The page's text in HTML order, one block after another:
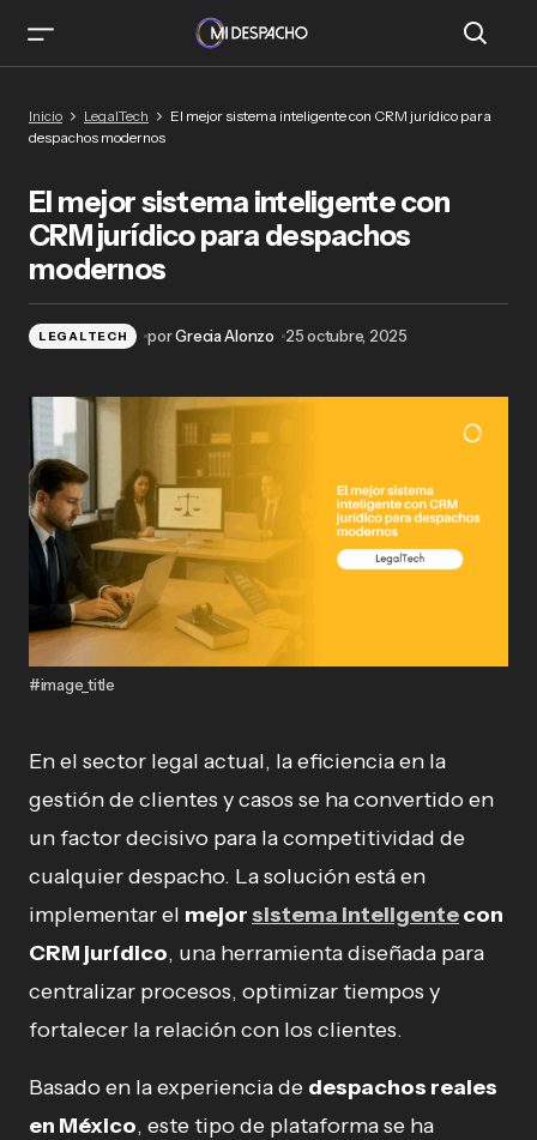
para despachos modernos
Inicio LegalTech
El mejor sistema inteligente con CRM jurídico para
despachos modernos
El mejor sistema inteligente con
CRM jurídico para despachos
modernos
LEGALTECH porGrecia Alonzo 25 octubre, 2025
#image_title
En el sector legal actual, la eficiencia en la
gestión de clientes y casos se ha convertido en
un factor decisivo para la competitividad de
cualquier despacho. La solución está en
implementar el mejorsistema inteligentecon
CRM jurídico, una herramienta diseñada para
centralizar procesos, optimizar tiempos y
fortalecer la relación con los clientes.
Basado en la experiencia de despachos reales
en México, este tipo de plataforma se ha